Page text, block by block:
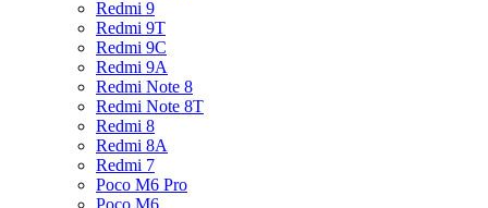
Redmi 9
Redmi 9T
Redmi 9C
Redmi 9A
Redmi Note 8
Redmi Note 8T
Redmi 8
Redmi 8A
Redmi 7
Poco M6 Pro
Poco M6